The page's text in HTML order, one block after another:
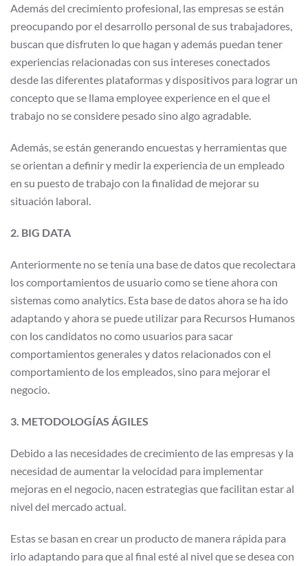
Además del crecimiento profesional, las empresas se están
preocupando por el desarrollo personal de sus trabajadores,
buscan que disfruten lo que hagan y además puedan tener
experiencias relacionadas con sus intereses conectados
desde las diferentes plataformas y dispositivos para lograr un
concepto que se llama employee experience en el que el
trabajo no se considere pesado sino algo agradable.
Además, se están generando encuestas y herramientas que
se orientan a definir y medir la experiencia de un empleado
en su puesto de trabajo con la finalidad de mejorar su
situación laboral.
2. BIG DATA
Anteriormente no se tenía una base de datos que recolectara
los comportamientos de usuario como se tiene ahora con
sistemas como analytics. Esta base de datos ahora se ha ido
adaptando y ahora se puede utilizar para Recursos Humanos
con los candidatos no como usuarios para sacar
comportamientos generales y datos relacionados con el
comportamiento de los empleados, sino para mejorar el
negocio.
3. METODOLOGÍAS ÁGILES
Debido a las necesidades de crecimiento de las empresas y la
necesidad de aumentar la velocidad para implementar
mejoras en el negocio, nacen estrategias que facilitan estar al
nivel del mercado actual.
Estas se basan en crear un producto de manera rápida para
irlo adaptando para que al final esté al nivel que se desea con